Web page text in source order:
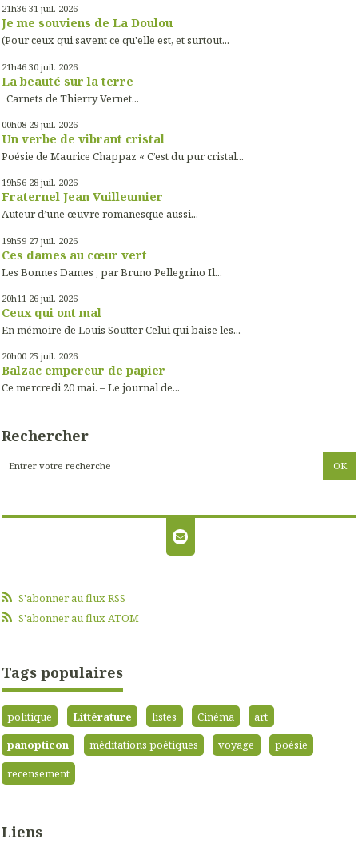
21h36 31 juil. 2026
Je me souviens de La Doulou
(Pour ceux qui savent ce qu'elle est, et surtout...
21h46 30 juil. 2026
La beauté sur la terre
Carnets de Thierry Vernet...
00h08 29 juil. 2026
Un verbe de vibrant cristal
Poésie de Maurice Chappaz « C’est du pur cristal...
19h56 28 juil. 2026
Fraternel Jean Vuilleumier
Auteur d’une œuvre romanesque aussi...
19h59 27 juil. 2026
Ces dames au cœur vert
Les Bonnes Dames , par Bruno Pellegrino Il...
20h11 26 juil. 2026
Ceux qui ont mal
En mémoire de Louis Soutter Celui qui baise les...
20h00 25 juil. 2026
Balzac empereur de papier
Ce mercredi 20 mai. – Le journal de...
Rechercher
S'abonner au flux RSS
S'abonner au flux ATOM
Tags populaires
politique Littérature listes Cinéma
art
panopticon
méditations poétiques voyage
poésie
recensement
Liens